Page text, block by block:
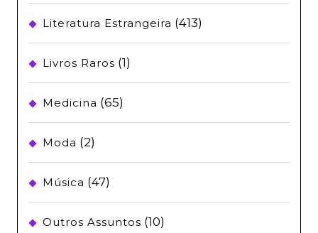
Literatura Estrangeira (413)
Livros Raros (1)
Medicina (65)
Moda (2)
Música (47)
Outros Assuntos (10)